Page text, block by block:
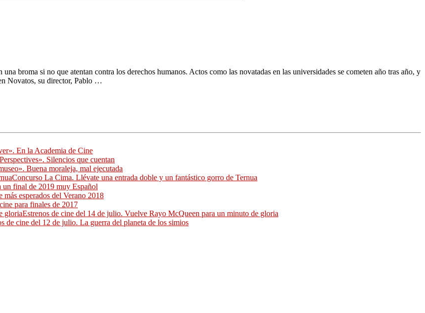
broma si no que atentan contra los derechos humanos. Actos como las novatadas en las universidades se cometen año tras año, y
Novatos, su director, Pablo …
En la Academia de Cine
Silencios que cuentan
Buena moraleja, mal ejecutada
Concurso La Cima. Llévate una entrada doble y un fantástico gorro de Ternua
un final de 2019 muy Español
más esperados del Verano 2018
para finales de 2017
Estrenos de cine del 14 de julio. Vuelve Rayo McQueen para un minuto de gloria
de cine del 12 de julio. La guerra del planeta de los simios